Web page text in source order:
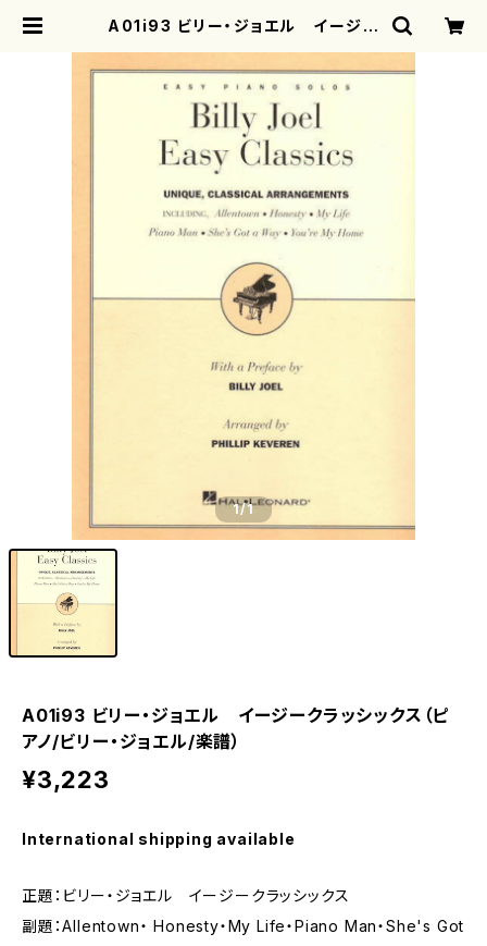
A01i93 ビリー・ジョエル イージー
1/1
A01i93 ビリー・ジョエル イージークラッシックス（ピ
アノ/ビリー・ジョエル/楽譜）
¥3,223
International shipping available
正題：ビリー・ジョエル イージークラッシックス
副題：Allentown・ Honesty・My Life・Piano Man・She's Got